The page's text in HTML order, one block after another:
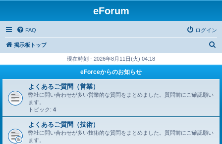
eForum
FAQ ログイン
掲示板トップ
現在時刻 - 2026年8月11日(火) 04:18
eForceからのお知らせ
よくあるご質問（営業）
弊社に問い合わせが多い営業的な質問をまとめました。質問前にご確認願い
ます。
トピック: 4
よくあるご質問（技術）
弊社に問い合わせが多い技術的な質問をまとめました。質問前にご確認願い
ます。